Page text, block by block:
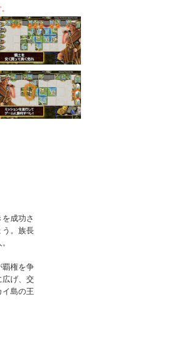
成功さ
う。族長
覇権を争
広げ、交
島の王